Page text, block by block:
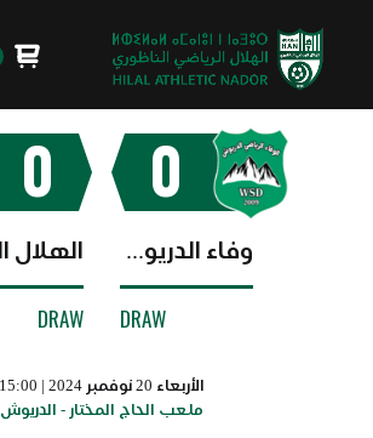
0
وفاء الدريوش
DRAW
0
DRAW
الأربعاء 20 نوفمبر 2024 | 15:00
ملعب الحاج المختار - الدريوش